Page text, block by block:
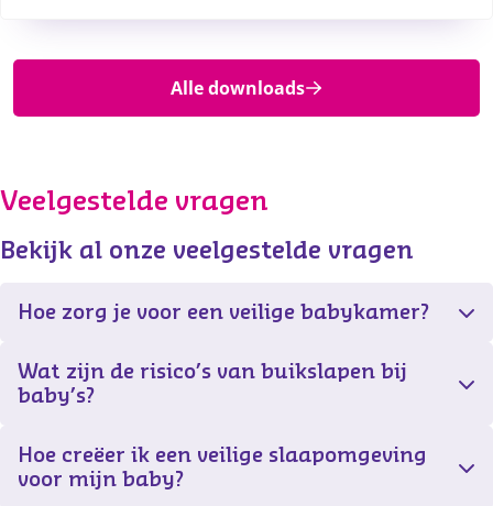
Alle downloads
Veelgestelde vragen
Bekijk al onze veelgestelde vragen
Hoe zorg je voor een veilige babykamer?
Wat zijn de risico’s van buikslapen bij
baby’s?
Hoe creëer ik een veilige slaapomgeving
voor mijn baby?